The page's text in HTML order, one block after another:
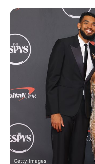
Getty Images